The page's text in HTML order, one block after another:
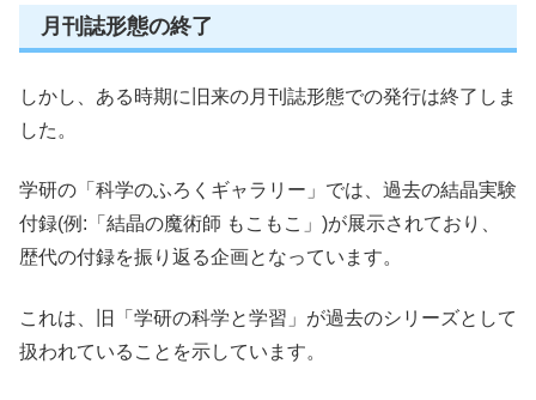
月刊誌形態の終了
しかし、ある時期に旧来の月刊誌形態での発行は終了しま
した。
学研の「科学のふろくギャラリー」では、過去の結晶実験
付録(例:「結晶の魔術師 もこもこ」)が展示されており、
歴代の付録を振り返る企画となっています。
これは、旧「学研の科学と学習」が過去のシリーズとして
扱われていることを示しています。